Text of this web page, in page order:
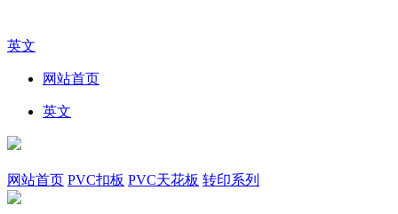
英文
网站首页
英文
网站首页 PVC扣板 PVC天花板 转印系列